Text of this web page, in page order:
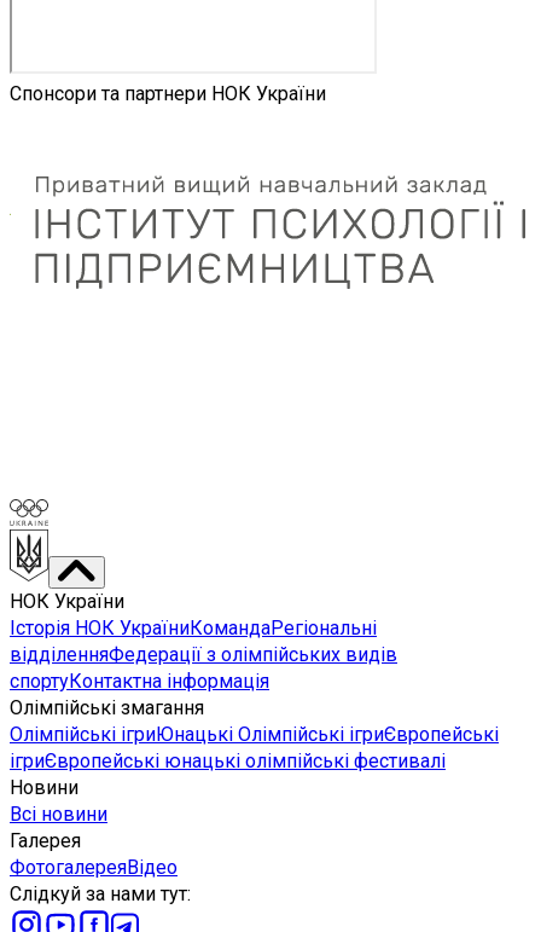
Спонсори та партнери НОК України
НОК України
Історія НОК УкраїниКомандаРегіональні
відділенняФедерації з олімпійських видів
спортуКонтактна інформація
Олімпійські змагання
Олімпійські ігриЮнацькі Олімпійські ігриЄвропейські
ігриЄвропейські юнацькі олімпійські фестивалі
Новини
Всі новини
Галерея
ФотогалереяВідео
Слідкуй за нами тут: